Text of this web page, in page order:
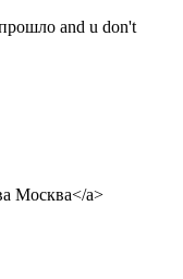
and u don't
Москва</a>